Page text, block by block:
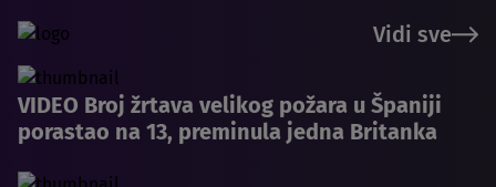
Vidi sve
VIDEO Broj žrtava velikog požara u Španiji
porastao na 13, preminula jedna Britanka